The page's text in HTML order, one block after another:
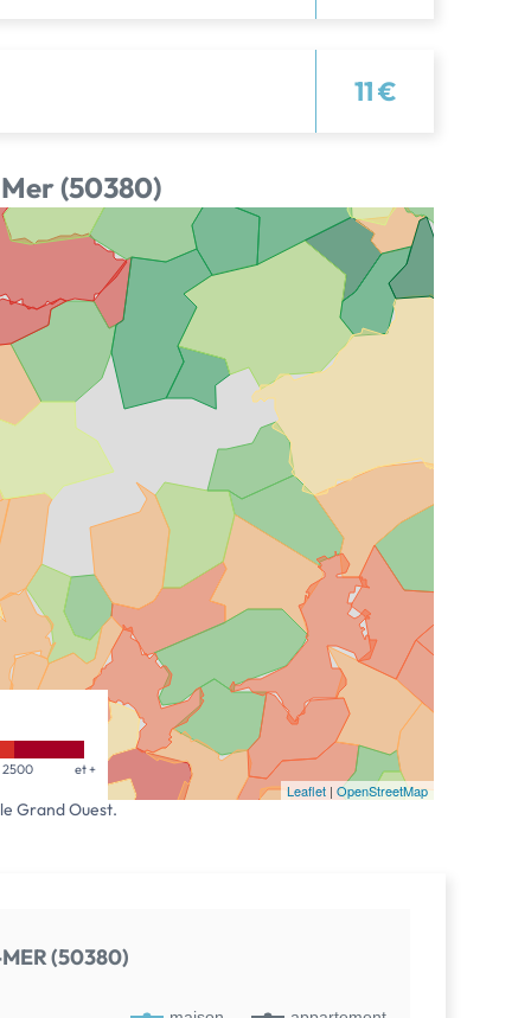
11 €
(50380)
Leaflet | OpenStreetMap
2500 et +
Grand Ouest.
(50380)